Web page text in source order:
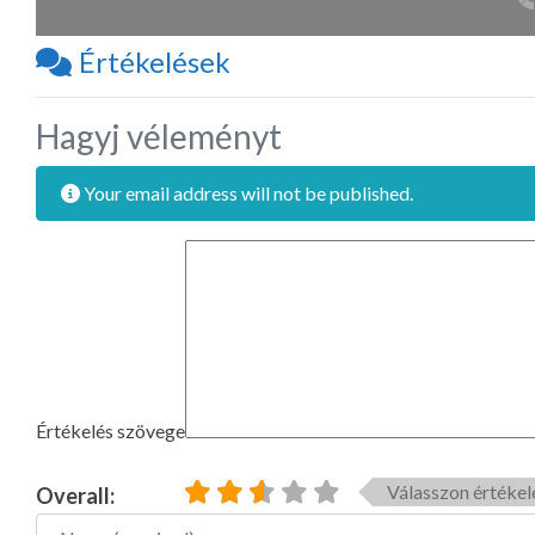
Értékelések
Hagyj véleményt
Your email address will not be published.
Értékelés szövege
Overall:
Válasszon
Name